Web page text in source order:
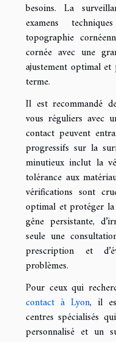
besoins. La
examens
topographie
cornée avec une
ajustement optimal
terme.
Il est recommandé
vous réguliers avec
contact peuvent
progressifs sur la
minutieux inclut la
tolérance aux
vérifications sont
optimal et protéger
gêne persistante,
seule une
prescription et
problèmes.
Pour ceux qui
contact à Lyon, il
centres spécialisés
personnalisé et un